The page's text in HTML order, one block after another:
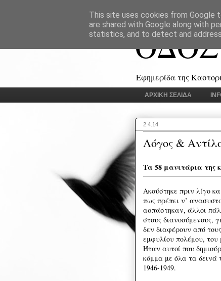
ΟΔΟΣ
Εφημερίδα της
ΑΡΧΙΚΗ ΣΕΛΙΔΑ
2.4.14
Λόγος &
Τα 58 μανιτάρια της
Ακούστηκε πριν λίγο
πως πρέπει ν’
ασπάστηκαν, άλλοι
στους διανοούμενους,
δεν διαφέρουν από
εμφυλίου πολέμου,
Ήταν αυτοί που
κόμμα με όλα τα δεινά
1946-1949.
This site uses cookies from Google
are shared with Google along with
statistics, and to detect and